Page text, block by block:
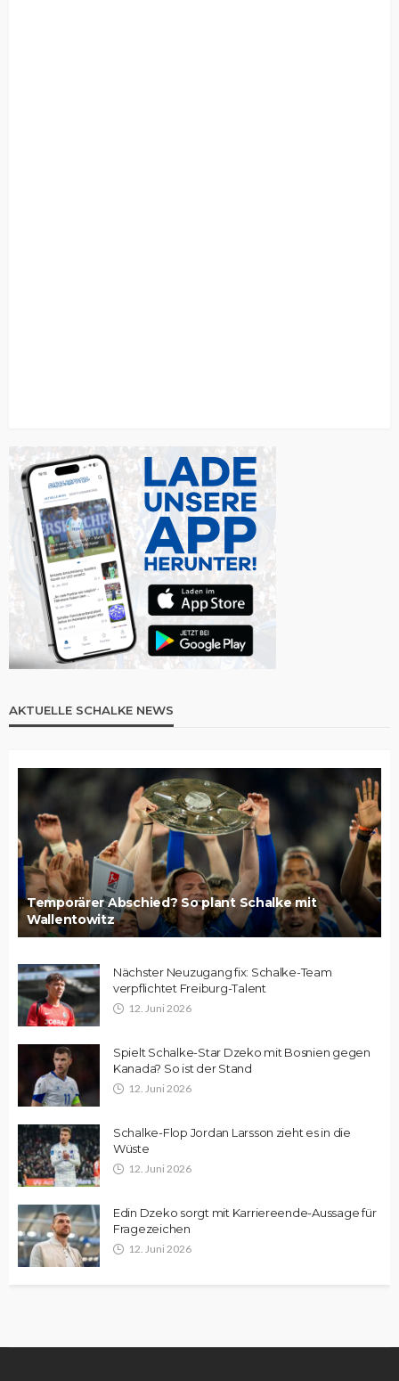
AKTUELLE SCHALKE NEWS
Temporärer Abschied? So plant Schalke mit
Wallentowitz
Nächster Neuzugang fix: Schalke-Team
verpflichtet Freiburg-Talent
12. Juni 2026
Spielt Schalke-Star Dzeko mit Bosnien gegen
Kanada? So ist der Stand
12. Juni 2026
Schalke-Flop Jordan Larsson zieht es in die
Wüste
12. Juni 2026
Edin Dzeko sorgt mit Karriereende-Aussage für
Fragezeichen
12. Juni 2026